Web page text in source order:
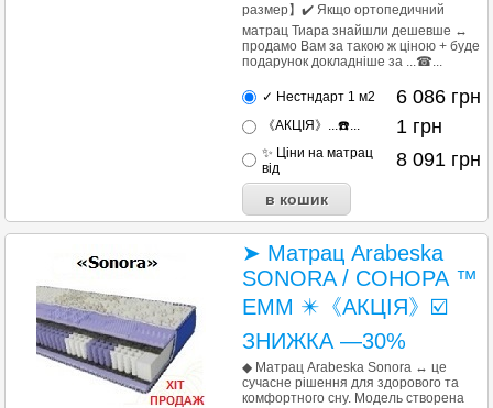
размер】✔️ Якщо ортопедичний
матрац Тиара знайшли дешевше ↔
продамо Вам за такою ж ціною + буде
подарунок докладніше за ...☎...
✓ Нестндарт 1 м2 6 086 грн
《АКЦІЯ》...☎️... 1 грн
✨ Ціни на матрац
від
8 091 грн
➤ Матрац Arabeska
SONORA / СОНОРА ™
ЕММ ✴️《АКЦІЯ》☑️
ЗНИЖКА —30%
◆ Матрац Arabeska Sonora ↔ це
сучасне рішення для здорового та
комфортного сну. Модель створена